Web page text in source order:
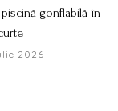
gonflabilă în
2026